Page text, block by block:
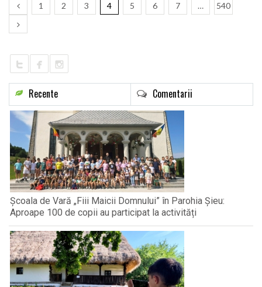
1 2 3 4 5 6 7 … 540
Recente Comentarii
Școala de Vară „Fiii Maicii Domnului” în Parohia Șieu:
Aproape 100 de copii au participat la activități